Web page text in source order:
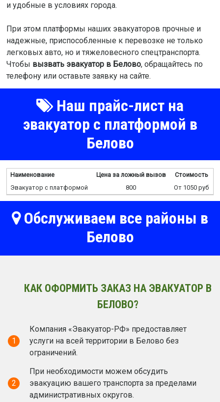
и удобные в условиях города.
При этом платформы наших эвакуаторов прочные и
надежные, приспособленные к перевозке не только
легковых авто, но и тяжеловесного спецтранспорта.
Чтобы вызвать эвакуатор в Белово, обращайтесь по
телефону или оставьте заявку на сайте.
Наш прайс-лист на
эвакуатор с платформой в
Белово
Наименование Цена за ложный вызов
Стоимость
Эвакуатор с платформой
800 От 1050 руб
Обслуживаем все районы в
Белово
КАК ОФОРМИТЬ ЗАКАЗ НА ЭВАКУАТОР В
БЕЛОВО?
1
Компания «Эвакуатор-РФ» предоставляет
услуги на всей территории в Белово без
ограничений.
2
При необходимости можем обсудить
эвакуацию вашего транспорта за пределами
административных округов.